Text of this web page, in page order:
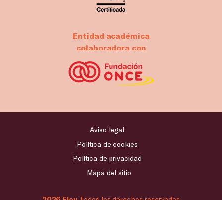
Entidad académica
colaboradora con
Aviso legal
Política de cookies
Política de privacidad
Mapa del sitio